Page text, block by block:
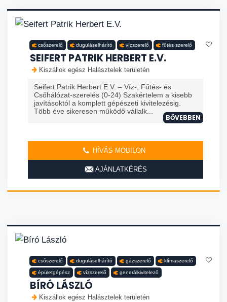
csőszerelő duguláselhárító vízszerelő fűtés szerelő
SEIFERT PATRIK HERBERT E.V.
Kiszállok egész Halásztelek területén
Seifert Patrik Herbert E.V. – Víz-, Fűtés- és
Csőhálózat-szerelés (0-24) Szakértelem a kisebb
javításoktól a komplett gépészeti kivitelezésig.
Több éve sikeresen működő vállalk...
BŐVEBBEN
HÍVÁS MOBILON
AJÁNLATKÉRÉS
csőszerelő duguláselhárító gázszerelő klímaszerelő
épületgépész vízszerelő generálkivitelező
BÍRÓ LÁSZLÓ
Kiszállok egész Halásztelek területén